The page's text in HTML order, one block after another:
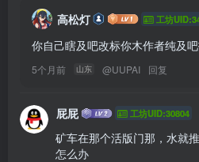
高松灯 工坊
你自己瞎及吧改标你木作者纯及
5个月前 山东 @UUPAI 回复
屁屁 工坊UID:30804
矿车在那个活版门那，水就
怎么办